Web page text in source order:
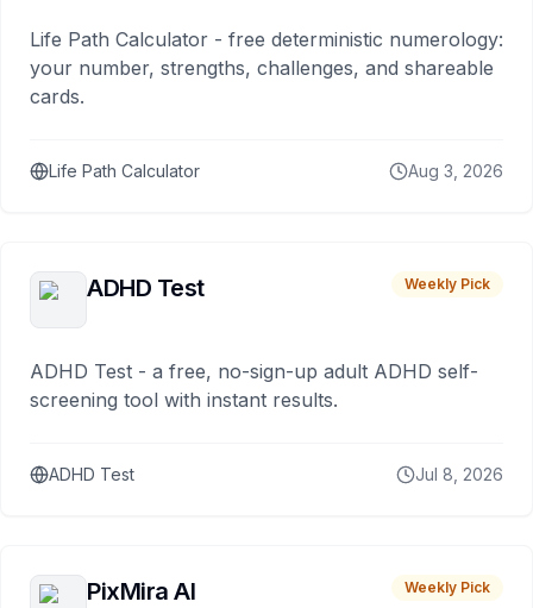
Life Path Calculator - free deterministic numerology:
your number, strengths, challenges, and shareable
cards.
Life Path Calculator Aug 3, 2026
ADHD Test Weekly Pick
ADHD Test - a free, no-sign-up adult ADHD self-
screening tool with instant results.
ADHD Test Jul 8, 2026
PixMira AI Weekly Pick